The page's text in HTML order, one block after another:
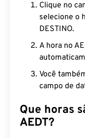
Clique no
selecione o
DESTINO.
A hora no
Você
campo de
Que horas
AEDT?